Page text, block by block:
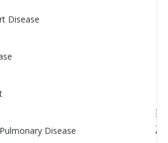
Disease
Disease
不再那麼老舊了
MS, RD, CDE
醇偏高時，他/她首先想到的
們常做的改變是告別穀物、雞
粥。普通的水煮燕麥，在水或